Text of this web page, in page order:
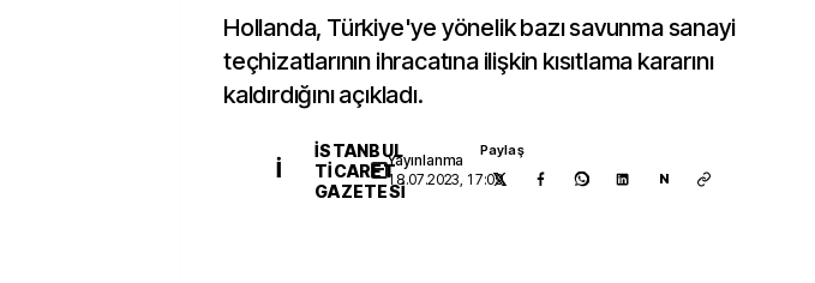
Hollanda, Türkiye'ye yönelik bazı savunma sanayi
teçhizatlarının ihracatına ilişkin kısıtlama kararını
kaldırdığını açıkladı.
İ
İSTANBUL
TICARET
GAZETESI
Yayınlanma
18.07.2023, 17:09
Paylaş
N